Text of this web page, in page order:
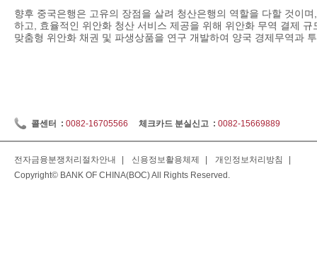
향후 중국은행은 고유의 장점을 살려 청산은행의 역할을 다할 것이
하고, 효율적인 위안화 청산 서비스 제공을 위해 위안화 무역 결제
맞춤형 위안화 채권 및 파생상품을 연구 개발하여 양국 경제무역과
콜센터 : 0082-16705566 체크카드 분실신고 : 0082-15669889
전자금융분쟁처리절차안내 신용정보활용체제 개인정보처리방침
Copyright© BANK OF CHINA(BOC) All Rights Reserved.